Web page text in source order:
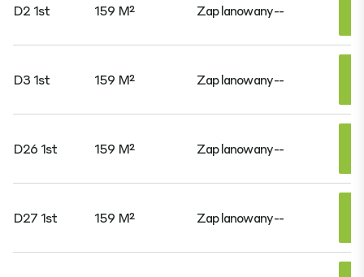
D2 1st 159 M² Zaplanowany--
D3 1st 159 M² Zaplanowany--
D26 1st 159 M² Zaplanowany--
D27 1st 159 M² Zaplanowany--